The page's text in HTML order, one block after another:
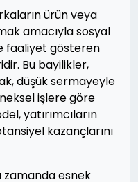
ürün veya
amacıyla sosyal
faaliyet gösteren
Bu bayilikler,
düşük sermayeyle
işlere göre
yatırımcıların
kazançlarını
zamanda esnek